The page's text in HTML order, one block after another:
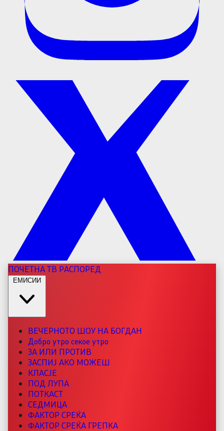
ПОЧЕТНАТВ РАСПОРЕД
ЕМИСИИ
ВЕЧЕРНОТО ШОУ НА БОГДАН
Добро утро секое утро
ЗА ИЛИ ПРОТИВ
ЗАСПИЈ АКО МОЖЕШ
КЛАСЈЕ
ПОД ЛУПА
ПОТКАСТ
СЕДМИЦА
ФАКТОР СРЕЌА
ФАКТОР СРЕЌА ГРЕПКА